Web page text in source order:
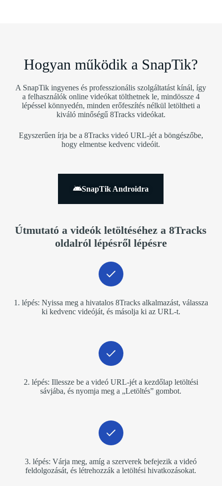
Hogyan működik a SnapTik?
A SnapTik ingyenes és professzionális szolgáltatást kínál, így
a felhasználók online videókat tölthetnek le, mindössze 4
lépéssel könnyedén, minden erőfeszítés nélkül letöltheti a
kiváló minőségű 8Tracks videókat.
Egyszerűen írja be a 8Tracks videó URL-jét a böngészőbe,
hogy elmentse kedvenc videóit.
SnapTik Androidra
Útmutató a videók letöltéséhez a 8Tracks
oldalról lépésről lépésre
1. lépés: Nyissa meg a hivatalos 8Tracks alkalmazást, válassza
ki kedvenc videóját, és másolja ki az URL-t.
2. lépés: Illessze be a videó URL-jét a kezdőlap letöltési
sávjába, és nyomja meg a „Letöltés” ​​gombot.
3. lépés: Várja meg, amíg a szerverek befejezik a videó
feldolgozását, és létrehozzák a letöltési hivatkozásokat.